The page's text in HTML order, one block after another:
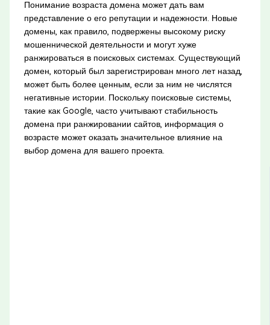
Понимание возраста домена может дать вам
представление о его репутации и надежности. Новые
домены, как правило, подвержены высокому риску
мошеннической деятельности и могут хуже
ранжироваться в поисковых системах. Существующий
домен, который был зарегистрирован много лет назад,
может быть более ценным, если за ним не числятся
негативные истории. Поскольку поисковые системы,
такие как Google, часто учитывают стабильность
домена при ранжировании сайтов, информация о
возрасте может оказать значительное влияние на
выбор домена для вашего проекта.